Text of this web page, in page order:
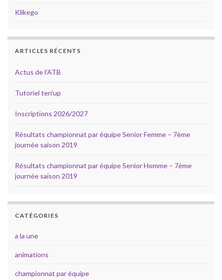
Klikego
ARTICLES RÉCENTS
Actus de l’ATB
Tutoriel ten’up
Inscriptions 2026/2027
Résultats championnat par équipe Senior Femme – 7ème
journée saison 2019
Résultats championnat par équipe Senior Homme – 7ème
journée saison 2019
CATÉGORIES
a la une
animations
championnat par équipe